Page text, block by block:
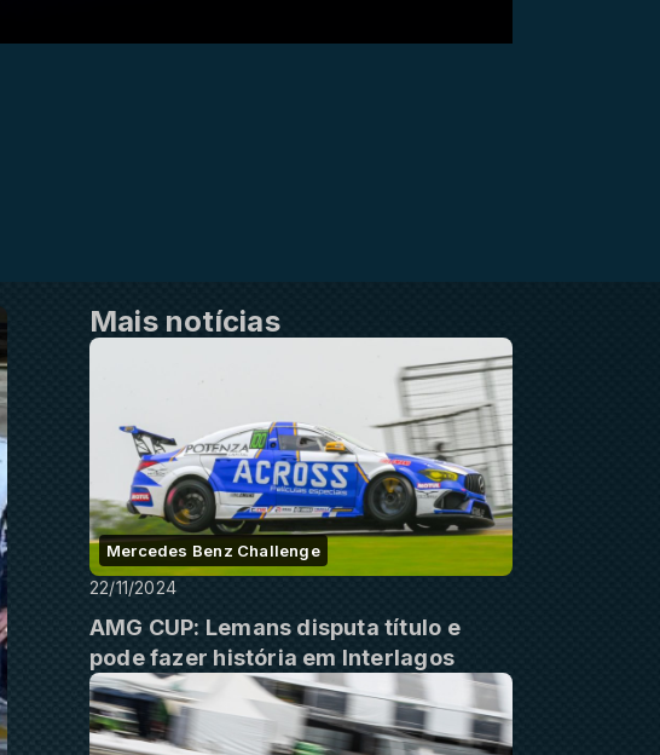
Mais notícias
Mercedes Benz Challenge
22/11/2024
AMG CUP: Lemans disputa título e
pode fazer história em Interlagos